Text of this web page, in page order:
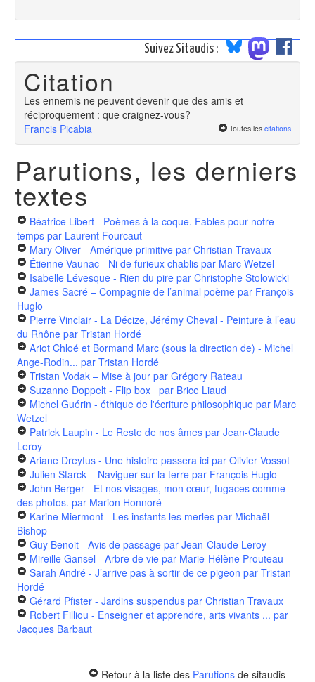
Suivez Sitaudis :
Citation
Les ennemis ne peuvent devenir que des amis et
réciproquement : que craignez-vous?
Francis Picabia
Toutes les citations
Parutions, les derniers
textes
Béatrice Libert - Poèmes à la coque. Fables pour notre
temps par Laurent Fourcaut
Mary Oliver - Amérique primitive par Christian Travaux
Étienne Vaunac - Ni de furieux chablis par Marc Wetzel
Isabelle Lévesque - Rien du pire par Christophe Stolowicki
James Sacré – Compagnie de l’animal poème par François
Huglo
Pierre Vinclair - La Décize, Jérémy Cheval - Peinture à l’eau
du Rhône par Tristan Hordé
Ariot Chloé et Bormand Marc (sous la direction de) - Michel
Ange-Rodin... par Tristan Hordé
Tristan Vodak – Mise à jour par Grégory Rateau
Suzanne Doppelt - Flip box par Brice Liaud
Michel Guérin - éthique de l'écriture philosophique par Marc
Wetzel
Patrick Laupin - Le Reste de nos âmes par Jean-Claude
Leroy
Ariane Dreyfus - Une histoire passera ici par Olivier Vossot
Julien Starck – Naviguer sur la terre par François Huglo
John Berger - Et nos visages, mon cœur, fugaces comme
des photos. par Marion Honnoré
Karine Miermont - Les instants les merles par Michaël
Bishop
Guy Benoit - Avis de passage par Jean-Claude Leroy
Mireille Gansel - Arbre de vie par Marie-Hélène Prouteau
Sarah André - J’arrive pas à sortir de ce pigeon par Tristan
Hordé
Gérard Pfister - Jardins suspendus par Christian Travaux
Robert Filliou - Enseigner et apprendre, arts vivants ... par
Jacques Barbaut
Retour à la liste des Parutions de sitaudis